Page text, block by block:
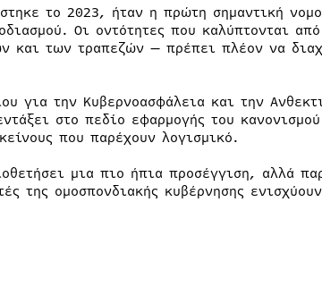
το 2023, ήταν η πρώτη σημαντική
Οι οντότητες που καλύπτονται
και των τραπεζών — πρέπει πλέον να
για την Κυβερνοασφάλεια και την
στο πεδίο εφαρμογής του
που παρέχουν λογισμικό.
μια πιο ήπια προσέγγιση, αλλά
της ομοσπονδιακής κυβέρνησης